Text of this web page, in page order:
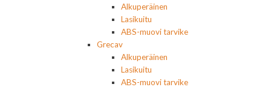
Alkuperäinen
Lasikuitu
ABS-muovi tarvike
Grecav
Alkuperäinen
Lasikuitu
ABS-muovi tarvike